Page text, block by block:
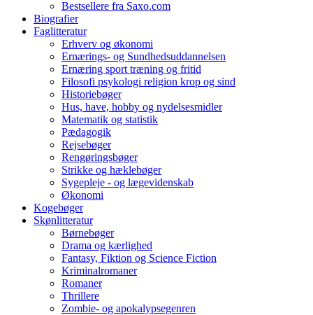
Bestsellere fra Saxo.com
Biografier
Faglitteratur
Erhverv og økonomi
Ernærings- og Sundhedsuddannelsen
Ernæring sport træning og fritid
Filosofi psykologi religion krop og sind
Historiebøger
Hus, have, hobby og nydelsesmidler
Matematik og statistik
Pædagogik
Rejsebøger
Rengøringsbøger
Strikke og hæklebøger
Sygepleje - og lægevidenskab
Økonomi
Kogebøger
Skønlitteratur
Børnebøger
Drama og kærlighed
Fantasy, Fiktion og Science Fiction
Kriminalromaner
Romaner
Thrillere
Zombie- og apokalypsegenren